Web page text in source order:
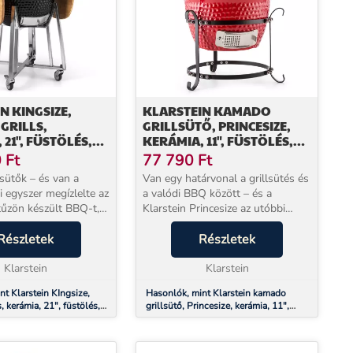
KINGSIZE,
FÜSTÖLÉS,
ACÉL
Ft
– és van a
egyszer megízlelte az
készült BBQ-t,
éri be kevesebbel. A
egy 15,75
Kamado-grill,
Klarstein
Klarstein KIngsize,
kerámia, 21", füstölés,
acél
KLARSTEIN KAMADO
GRILLSÜTŐ, PRINCESIZE,
KERÁMIA, 11", FÜSTÖLÉS,
BBQ, LASSÚ SÜTÉS, PIROS
77 790 Ft
Van egy határvonal a grillsütés és
a valódi BBQ között – és a
Klarstein Princesize az utóbbi
oldalán áll. Ez a 11 colos kerámia
kamado-grill nem egyszerűen hőt
ad: süt, füstöl és süteményt is
Részletek
Klarstein
Hasonlók, mint Klarstein kamado
grillsütő, Princesize, kerámia, 11",
füstölés, BBQ, lassú sütés, piros